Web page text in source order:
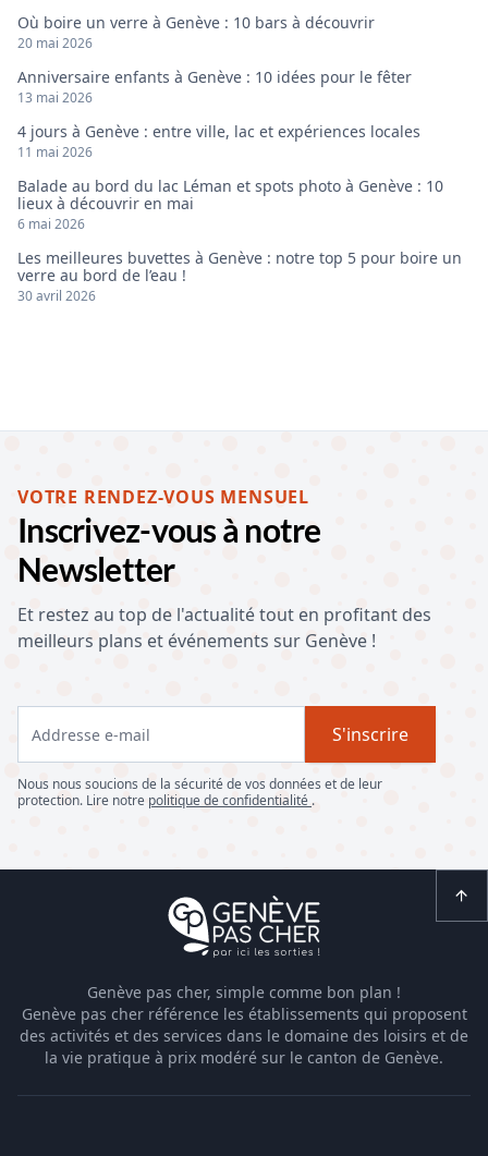
Où boire un verre à Genève : 10 bars à découvrir
20 mai 2026
Anniversaire enfants à Genève : 10 idées pour le fêter
13 mai 2026
4 jours à Genève : entre ville, lac et expériences locales
11 mai 2026
Balade au bord du lac Léman et spots photo à Genève : 10
lieux à découvrir en mai
6 mai 2026
Les meilleures buvettes à Genève : notre top 5 pour boire un
verre au bord de l’eau !
30 avril 2026
VOTRE RENDEZ-VOUS MENSUEL
Inscrivez-vous à notre
Newsletter
Et restez au top de l'actualité tout en profitant des
meilleurs plans et événements sur Genève !
S'inscrire
Nous nous soucions de la sécurité de vos données et de leur
protection. Lire notre politique de confidentialité .
Genève pas cher, simple comme bon plan !
Genève pas cher référence les établissements qui proposent
des activités et des services dans le domaine des loisirs et de
la vie pratique à prix modéré sur le canton de Genève.